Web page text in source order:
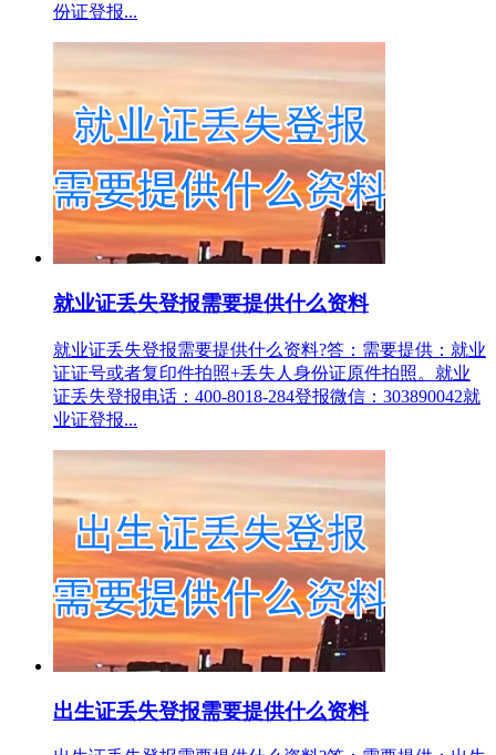
份证登报...
就业证丢失登报需要提供什么资料
就业证丢失登报需要提供什么资料?答：需要提供：就业
证证号或者复印件拍照+丢失人身份证原件拍照。就业
证丢失登报电话：400-8018-284登报微信：303890042就
业证登报...
出生证丢失登报需要提供什么资料